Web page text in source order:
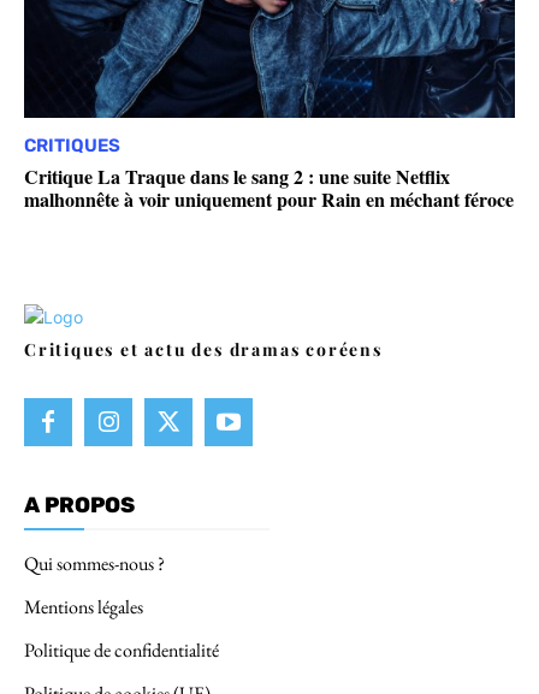
CRITIQUES
Critique La Traque dans le sang 2 : une suite Netflix
malhonnête à voir uniquement pour Rain en méchant féroce
Critiques et actu des dramas coréens
A PROPOS
Qui sommes-nous ?
Mentions légales
Politique de confidentialité